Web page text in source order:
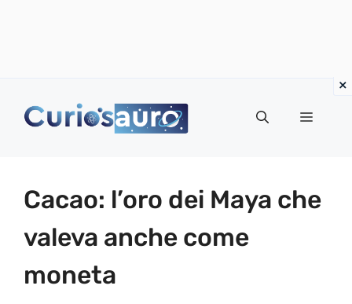
Menu
Cacao: l’oro dei Maya che
valeva anche come
moneta